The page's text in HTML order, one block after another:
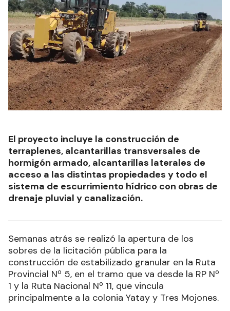
El proyecto incluye la construcción de
terraplenes, alcantarillas transversales de
hormigón armado, alcantarillas laterales de
acceso a las distintas propiedades y todo el
sistema de escurrimiento hídrico con obras de
drenaje pluvial y canalización.
Semanas atrás se realizó la apertura de los
sobres de la licitación pública para la
construcción de estabilizado granular en la Ruta
Provincial Nº 5, en el tramo que va desde la RP Nº
1 y la Ruta Nacional Nº 11, que vincula
principalmente a la colonia Yatay y Tres Mojones.